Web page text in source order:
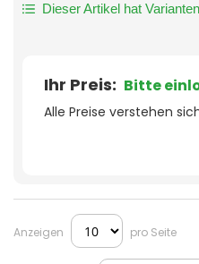
Dieser Artikel hat
Ihr Preis: Bitte
Alle Preise verstehen
Anzeigen pro Seite